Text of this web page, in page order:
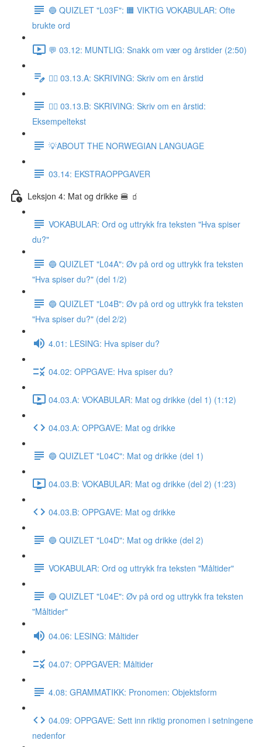
🔵 QUIZLET "L03F": 🟧 VIKTIG VOKABULAR: Ofte
brukte ord
💬 03.12: MUNTLIG: Snakk om vær og årstider (2:50)
✍🏼 03.13.A: SKRIVING: Skriv om en årstid
✍🏼 03.13.B: SKRIVING: Skriv om en årstid:
Eksempeltekst
💡ABOUT THE NORWEGIAN LANGUAGE
03.14: EKSTRAOPPGAVER
Leksjon 4: Mat og drikke 🍔 🧃
VOKABULAR: Ord og uttrykk fra teksten "Hva spiser
du?"
🔵 QUIZLET "L04A": Øv på ord og uttrykk fra teksten
"Hva spiser du?" (del 1/2)
🔵 QUIZLET "L04B": Øv på ord og uttrykk fra teksten
"Hva spiser du?" (del 2/2)
4.01: LESING: Hva spiser du?
04.02: OPPGAVE: Hva spiser du?
04.03.A: VOKABULAR: Mat og drikke (del 1) (1:12)
04.03.A: OPPGAVE: Mat og drikke
🔵 QUIZLET "L04C": Mat og drikke (del 1)
04.03.B: VOKABULAR: Mat og drikke (del 2) (1:23)
04.03.B: OPPGAVE: Mat og drikke
🔵 QUIZLET "L04D": Mat og drikke (del 2)
VOKABULAR: Ord og uttrykk fra teksten "Måltider"
🔵 QUIZLET "L04E": Øv på ord og uttrykk fra teksten
"Måltider"
04.06: LESING: Måltider
04.07: OPPGAVER: Måltider
4.08: GRAMMATIKK: Pronomen: Objektsform
04.09: OPPGAVE: Sett inn riktig pronomen i setningene
nedenfor